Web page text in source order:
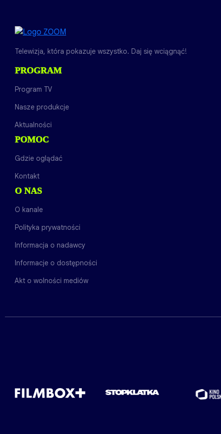
Telewizja, która pokazuje wszystko. Daj się wciągnąć!
PROGRAM
Program TV
Nasze produkcje
Aktualności
POMOC
Gdzie oglądać
Kontakt
O NAS
O kanale
Polityka prywatności
Informacja o nadawcy
Informacje o dostępności
Akt o wolności mediów